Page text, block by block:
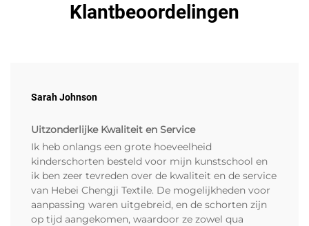
Klantbeoordelingen
Sarah Johnson
Uitzonderlijke Kwaliteit en Service
Ik heb onlangs een grote hoeveelheid
kinderschorten besteld voor mijn kunstschool en
ik ben zeer tevreden over de kwaliteit en de service
van Hebei Chengji Textile. De mogelijkheden voor
aanpassing waren uitgebreid, en de schorten zijn
op tijd aangekomen, waardoor ze zowel qua